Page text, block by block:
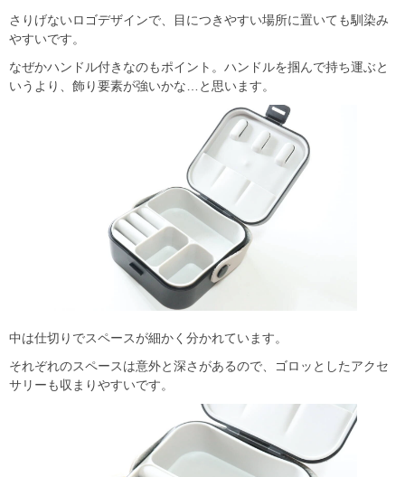
さりげないロゴデザインで、目につきやすい場所に置いても馴染み
やすいです。
なぜかハンドル付きなのもポイント。ハンドルを掴んで持ち運ぶと
いうより、飾り要素が強いかな…と思います。
中は仕切りでスペースが細かく分かれています。
それぞれのスペースは意外と深さがあるので、ゴロッとしたアクセ
サリーも収まりやすいです。